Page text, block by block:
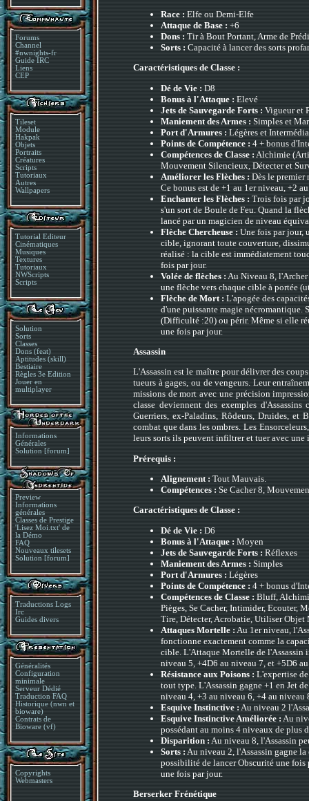
Forums
Channel
#nwnights-fr
Guide IRC
Liens
CEP
Tileset
Module
Hakpak
Objets
Portraits
Créatures
Scripts
Tutoriaux
Autres
Wallpapers
Tutorial Editeur
Cinématiques
Musiques
Textures
Tutoriaux
NWScripts
Scripts
Solution
Sorts
Classes
Dons (feat)
Aptitudes (skill)
Bestiaire
Règles 3e Edition
Jouer en
multiplayer
Informations
Générales
Solution [forum]
Preview
Informations
générales
Classes de Prestige
'Lisez Moi.txt' de
la Démo
FAQ
Nouveaux tilesets
Solution [forum]
Traductions Logs
Irc
Guides divers
Généralités
Configuration
minimale
Serveur Dédié
Traduction FAQ
Historique (nwn et
bioware)
Contrats de
Bioware (vf)
Copyrights
Webmasters
Race : Elfe ou Demi-Elfe
Attaque de Base : +6
Dons : Tir à Bout Portant, Arme de
Sorts : Capacité à lancer des sorts
Caractéristiques de Classe :
Dé de Vie : D8
Bonus à l'Attaque : Elevé
Jets de Sauvegarde Forts : Vigueur et
Maniement des Armes : Simples et
Port d'Armures : Légères et
Points de Compétence : 4 + bonus
Compétences de Classe : Alchimie
Mouvement Silencieux, Détecter et
Améliorer les Flèches : Dès le premier
Ce bonus est de +1 au 1er niveau, +2
Enchanter les Flèches : Trois fois par
s'un sort de Boule de Feu. Quand la
lancé par un magicien de niveau
Flèche Chercheuse : Une fois par jour,
cible, ignorant toute couverture,
réalisé : la cible est immédiatement
fois par jour.
Volée de flèches : Au Niveau 8,
une flèche vers chaque cible à portée
Flèche de Mort : L'apogée des
d'une puissante magie nécromantique.
(Difficulté :20) ou périr. Même si elle
une fois par jour.
Assassin
L'Assassin est le maître pour délivrer des
tueurs à gages, ou de vengeurs. Leur
missions de mort avec une précision
classe deviennent des exemples
Guerriers, ex-Paladins, Rôdeurs, Druides, et
combat que dans les ombres. Les
leurs sorts ils peuvent infiltrer et tuer avec une
Prérequis :
Alignement : Tout Mauvais.
Compétences : Se Cacher 8,
Caractéristiques de Classe :
Dé de Vie : D6
Bonus à l'Attaque : Moyen
Jets de Sauvegarde Forts : Réflexes
Maniement des Armes : Simples
Port d'Armures : Légères
Points de Compétence : 4 + bonus
Compétences de Classe : Bluff,
Pièges, Se Cacher, Intimider, Ecouter,
Tire, Détecter, Acrobatie, Utiliser Objet
Attaques Mortelle : Au 1er niveau,
fonctionne exactement comme la
cible. L'Attaque Mortelle de l'Assassin
niveau 5, +4D6 au niveau 7, et +5D6
Résistance aux Poisons : L'expertise
tout type. L'Assassin gagne +1 en Jet
niveau 4, +3 au niveau 6, +4 au niveau
Esquive Instinctive : Au niveau 2
Esquive Instinctive Améliorée : Au
possédant au moins 4 niveaux de plus
Disparition : Au niveau 8, l'Assassin
Sorts : Au niveau 2, l'Assassin gagne
possibilité de lancer Obscurité une
une fois par jour.
Berserker Frénétique